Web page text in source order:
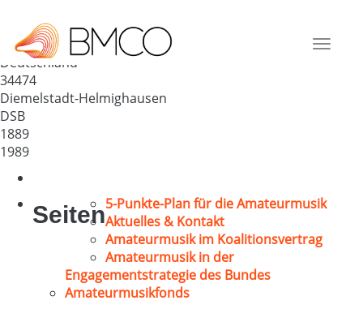
Toggle
Helmighausen
Deutschland
34474
Diemelstadt-Helmighausen
DSB
1889
1989
Seiten5-Punkte-Plan für die Amateurmusik
Aktuelles & Kontakt
Amateurmusik im Koalitionsvertrag
Amateurmusik in der
Engagementstrategie des Bundes
Amateurmusikfonds